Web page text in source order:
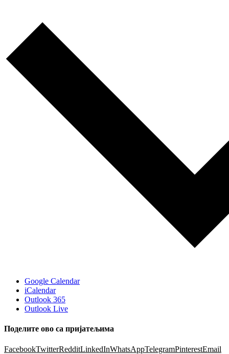
Google Calendar
iCalendar
Outlook 365
Outlook Live
Поделите ово са пријатељима
FacebookTwitterRedditLinkedInWhatsAppTelegramPinterestEmail